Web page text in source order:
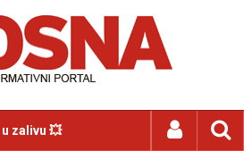
u zalivu 💥